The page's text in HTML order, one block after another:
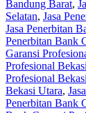
Bandung Barat,
Selatan, Jasa
Jasa Penerbitan
Penerbitan Bank
Garansi
Profesional
Profesional
Bekasi Utara,
Penerbitan Bank